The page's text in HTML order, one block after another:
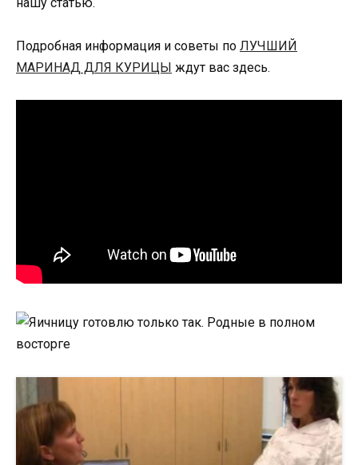
Подробная информация и советы по ЛУЧШИЙ
МАРИНАД ДЛЯ КУРИЦЫ ждут вас здесь.